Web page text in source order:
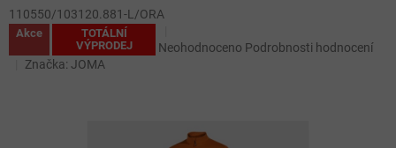
110550/103120.881-L/ORA
Akce
TOTÁLNÍ
VÝPRODEJ
Průměrné
Neohodnoceno Podrobnosti hodnocení
Značka: JOMA